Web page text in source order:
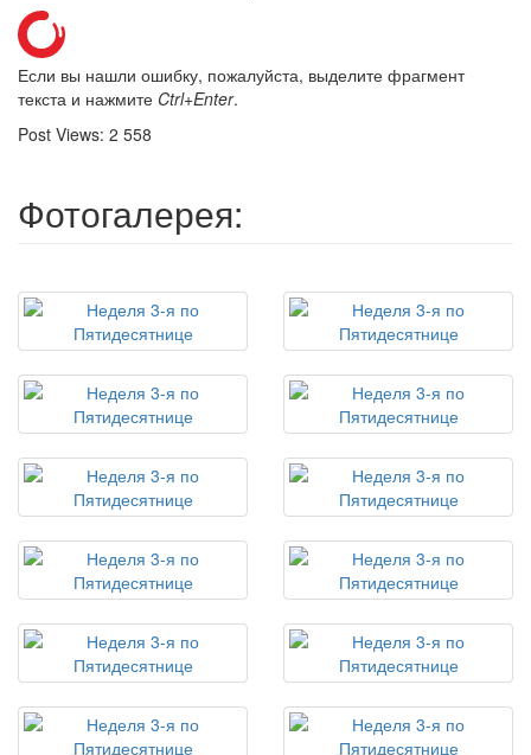
Если вы нашли ошибку, пожалуйста, выделите фрагмент
текста и нажмите Ctrl+Enter.
Post Views: 2 558
Фотогалерея: